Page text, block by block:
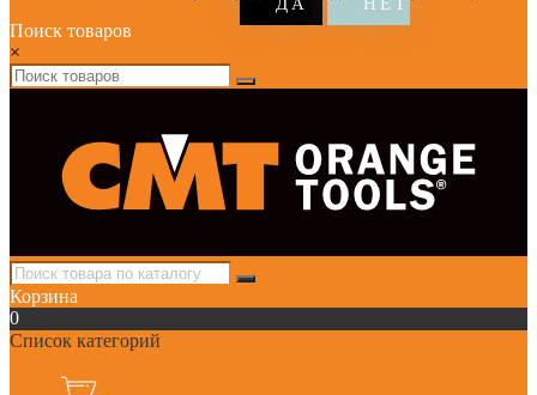
Поиск товаров
×
Корзина
0
Список категорий